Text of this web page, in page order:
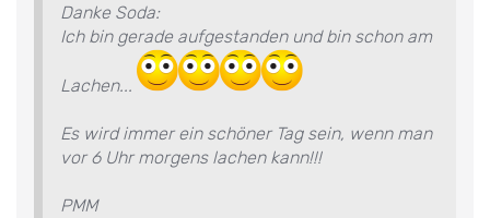
Danke Soda:
Ich bin gerade aufgestanden und bin schon am
Lachen...
Es wird immer ein schöner Tag sein, wenn man
vor 6 Uhr morgens lachen kann!!!
PMM